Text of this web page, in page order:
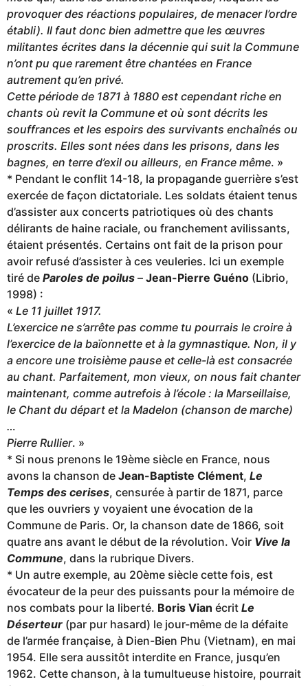
provoquer des réactions populaires, de menacer l’ordre
établi). Il faut donc bien admettre que les œuvres
militantes écrites dans la décennie qui suit la Commune
n’ont pu que rarement être chantées en France
autrement qu’en privé.
Cette période de 1871 à 1880 est cependant riche en
chants où revit la Commune et où sont décrits les
souffrances et les espoirs des survivants enchaînés ou
proscrits. Elles sont nées dans les prisons, dans les
bagnes, en terre d’exil ou ailleurs, en France même. »
* Pendant le conflit 14-18, la propagande guerrière s’est
exercée de façon dictatoriale. Les soldats étaient tenus
d’assister aux concerts patriotiques où des chants
délirants de haine raciale, ou franchement avilissants,
étaient présentés. Certains ont fait de la prison pour
avoir refusé d’assister à ces veuleries. Ici un exemple
tiré de Paroles de poilus – Jean-Pierre Guéno (Librio,
1998) :
« Le 11 juillet 1917.
L’exercice ne s’arrête pas comme tu pourrais le croire à
l’exercice de la baïonnette et à la gymnastique. Non, il y
a encore une troisième pause et celle-là est consacrée
au chant. Parfaitement, mon vieux, on nous fait chanter
maintenant, comme autrefois à l’école : la Marseillaise,
le Chant du départ et la Madelon (chanson de marche)
…
Pierre Rullier. »
* Si nous prenons le 19ème siècle en France, nous
avons la chanson de Jean-Baptiste Clément, Le
Temps des cerises, censurée à partir de 1871, parce
que les ouvriers y voyaient une évocation de la
Commune de Paris. Or, la chanson date de 1866, soit
quatre ans avant le début de la révolution. Voir Vive la
Commune, dans la rubrique Divers.
* Un autre exemple, au 20ème siècle cette fois, est
évocateur de la peur des puissants pour la mémoire de
nos combats pour la liberté. Boris Vian écrit Le
Déserteur (par pur hasard) le jour-même de la défaite
de l’armée française, à Dien-Bien Phu (Vietnam), en mai
1954. Elle sera aussitôt interdite en France, jusqu’en
1962. Cette chanson, à la tumultueuse histoire, pourrait